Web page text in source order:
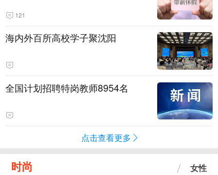
121
海内外百所高校学子聚沈阳
全国计划招聘特岗教师8954名
点击查看更多
时尚 女性